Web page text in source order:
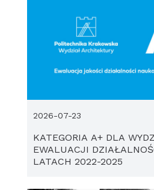
KATEGORIA A+ DLA
EWALUACJI
LATACH 2022-2025
2026-07-23